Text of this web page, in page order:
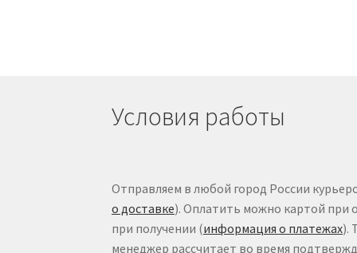
Условия работы
Отправляем в любой город России
о доставке). Оплатить можно картой при
при получении (информация о платежах).
менеджер рассчитает во время